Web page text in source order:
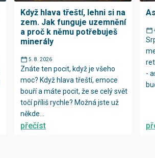
Když hlava třeští, lehni si na
zem. Jak funguje uzemnění
a proč k němu potřebuješ
minerály
5. 8. 2026
Znáte ten pocit, když je všeho
moc? Když hlava třeští, emoce
bouří a máte pocit, že se celý svět
točí příliš rychle? Možná jste už
někde...
přečíst
-